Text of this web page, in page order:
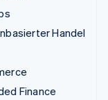
Handel
Finance